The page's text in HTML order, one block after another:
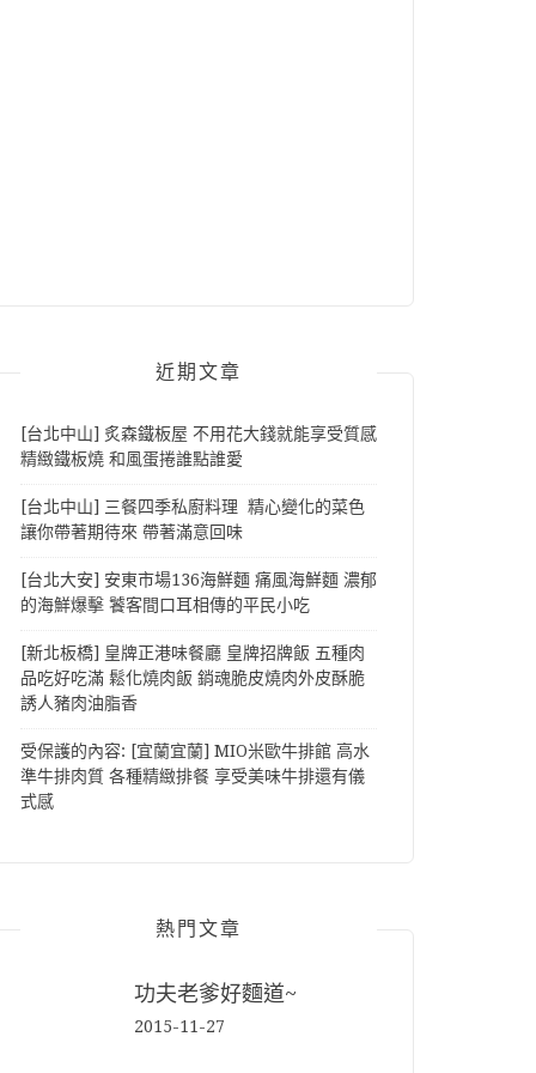
近期文章
[台北中山] 炙森鐵板屋 不用花大錢就能享受質感
精緻鐵板燒 和風蛋捲誰點誰愛
[台北中山] 三餐四季私廚料理 精心變化的菜色
讓你帶著期待來 帶著滿意回味
[台北大安] 安東市場136海鮮麵 痛風海鮮麵 濃郁
的海鮮爆擊 饕客間口耳相傳的平民小吃
[新北板橋] 皇牌正港味餐廳 皇牌招牌飯 五種肉
品吃好吃滿 鬆化燒肉飯 銷魂脆皮燒肉外皮酥脆
誘人豬肉油脂香
受保護的內容: [宜蘭宜蘭] MIO米歐牛排館 高水
準牛排肉質 各種精緻排餐 享受美味牛排還有儀
式感
熱門文章
功夫老爹好麵道~
2015-11-27